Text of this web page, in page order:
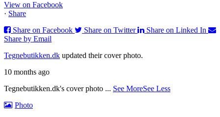
View on Facebook
· Share
Share on Facebook
Share on Twitter
Share on Linked In
Share by Email
Tegnebutikken.dk updated their cover photo.
10 months ago
Tegnebutikken.dk's cover photo ... See MoreSee Less
Photo